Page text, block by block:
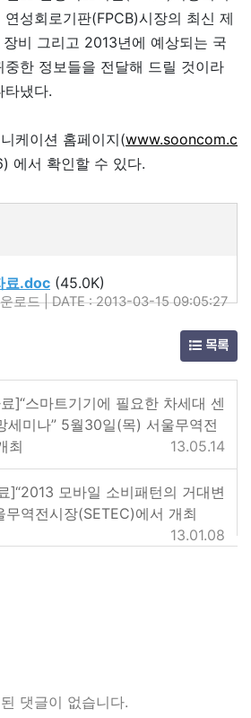
성회로기판(FPCB)시장의 최신 제
비 그리고 2013년에 예상되는 국
한 정보들을 전달해 드릴 것이라
타냈다.
케이션 홈페이지(www.sooncom.c
에서 확인할 수 있다.
료.doc (45.0K)
로드 | DATE : 2013-03-15 09:05:27
목록
]“스마트기기에 필요한 차세대 센
세미나” 5월30일(목) 서울무역전
최
13.05.14
]“2013 모바일 소비패턴의 거대변
무역전시장(SETEC)에서 개최
13.01.08
댓글이 없습니다.